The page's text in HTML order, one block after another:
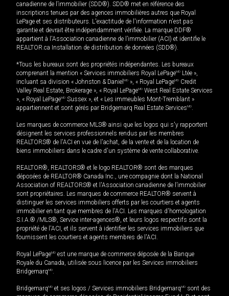
canadienne de l’immobilier (SDD®). SDD® met en référence des
inscriptions tenues par des agences immobilières autres que Royal
LePage et ses distributeurs. L'exactitude de l'information n'est pas
garantie et devrait être indépendamment vérifiée. La marque DDF®
appartient à l'Association canadienne de l’immobilier (ACI) et identifie le
REALTOR.ca Installation de distribution de données (SDD®).
*Tous les bureaux sont des propriétés indépendantes. Les bureaux
comprenant la mention « Services immobiliers Royal LePageMD Ltée »,
incluant sa division « Johnston & Daniel MD », « Royal LePageMD Credit
Valley Real Estate, Brokerage », « Royal LePageMD West Real Estate Services
», « Royal LePageMD Sussex », et « Les immeubles Mont-Tremblant »
appartiennent et sont gérés par Bridgemarq Real Estate ServicesMD.
Les marques de commerce MLS® ainsi que les logos qui s'y rapportent
désignent les services professionnels rendus par les membres
REALTORS® de l'ACI en vue de l'achat, de la vente et de la location de
biens immobiliers dans le cadre d'un système de vente collaborative.
REALTOR®, REALTORS® et le logo REALTOR® sont des marques
déposées de REALTOR® Canada Inc., une compagnie dont la National
Association of REALTORS® et l'Association canadienne de l’immobilier
sont propriétaires. Les marques de commerce REALTOR® servent à
distinguer les services immobiliers offerts par les courtiers et agents
immobilier en tant que membres de l'ACI. Les marques d'homologation
S.I.A.® /MLS®, Service inter-agences®, et leurs logos respectifs sont la
propriété de l'ACI, et ils servent à identifier les services immobiliers que
fournissent les courtiers et agents membres de l'ACI.
Royal LePageMD est une marque de commerce déposée de la Banque
Royale du Canada, utilisée sous licence par les Services immobiliers
BridgemarqMD.
BridgemarqMD et ses logos / Services immobiliers BridgemarqMD sont des